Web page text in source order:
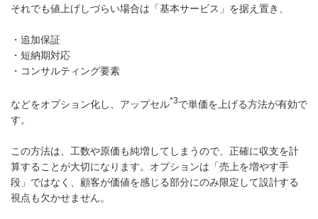
それでも値上げしづらい場合は「基本サービス」を据え置き、
・追加保証
・短納期対応
・コンサルティング要素
などをオプション化し、アップセル*3で単価を上げる方法が有効で
す。
この方法は、工数や原価も純増してしまうので、正確に収支を計
算することが大切になります。オプションは「売上を増やす手
段」ではなく、顧客が価値を感じる部分にのみ限定して設計する
視点も欠かせません。